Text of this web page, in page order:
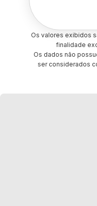
Os valores exibidos
finalidade
Os dados não
ser considerados